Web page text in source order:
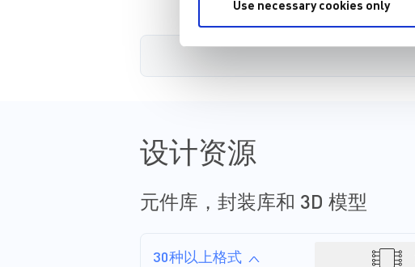
Use necessary cookies only
设计资源
元件库，封装库和 3D 模型
30种以上格式